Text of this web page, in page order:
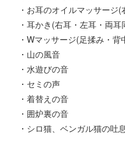
・お耳のオイルマッサージ
・耳かき(右耳・左耳・両耳
・Wマッサージ(足揉み・背
・山の風音
・水遊びの音
・セミの声
・着替えの音
・囲炉裏の音
・シロ猫、ベンガル猫の吐息